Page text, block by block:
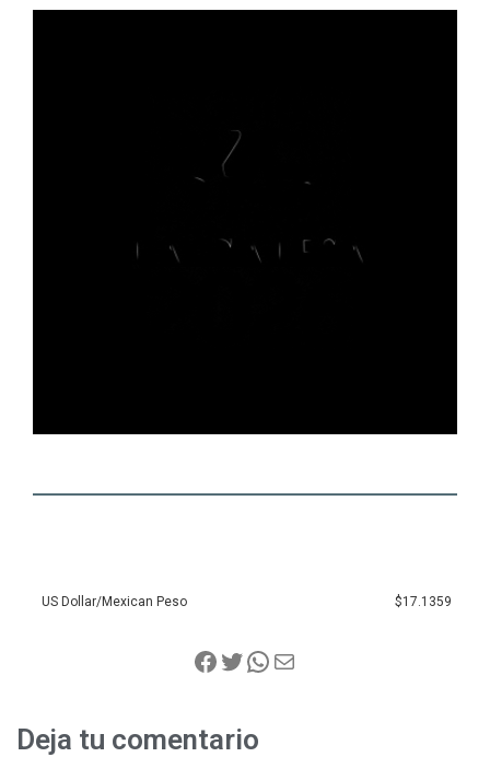
US Dollar/Mexican Peso $17.1359
Deja tu comentario